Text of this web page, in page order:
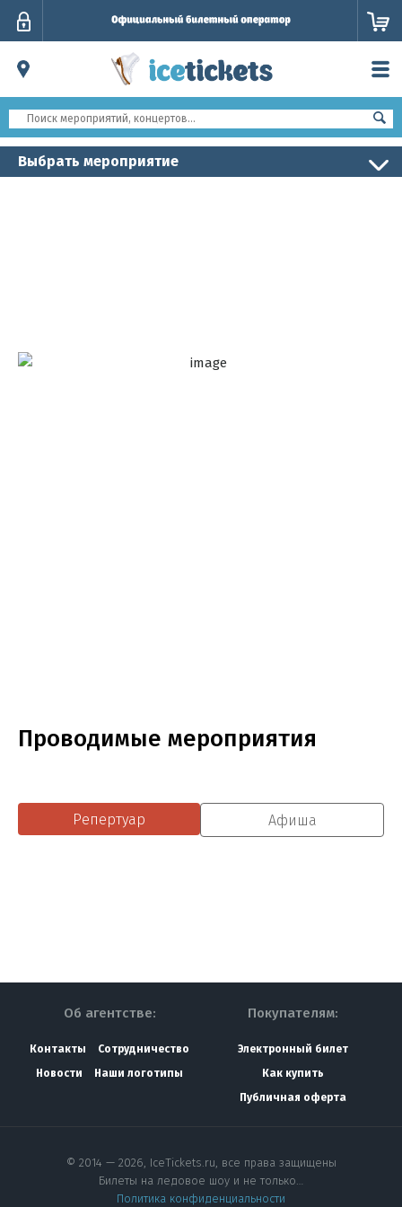
Выбрать мероприятие
Проводимые мероприятия
Репертуар Афиша
Об агентстве:
Контакты
Сотрудничество
Новости
Наши логотипы
Покупателям:
Электронный билет
Как купить
Публичная оферта
© 2014 — 2026, IceTickets.ru, все права защищены
Билеты на ледовое шоу и не только…
Политика конфиденциальности